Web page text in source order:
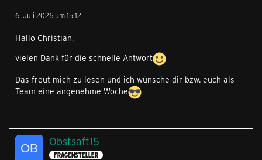
6. Juli 2026 um 15:12
Hallo Christian,
vielen Dank für die schnelle Antwort
Das freut mich zu lesen und ich wünsche dir bzw. euch als
Team eine angenehme Woche
Obstsaft15
FRAGENSTELLER